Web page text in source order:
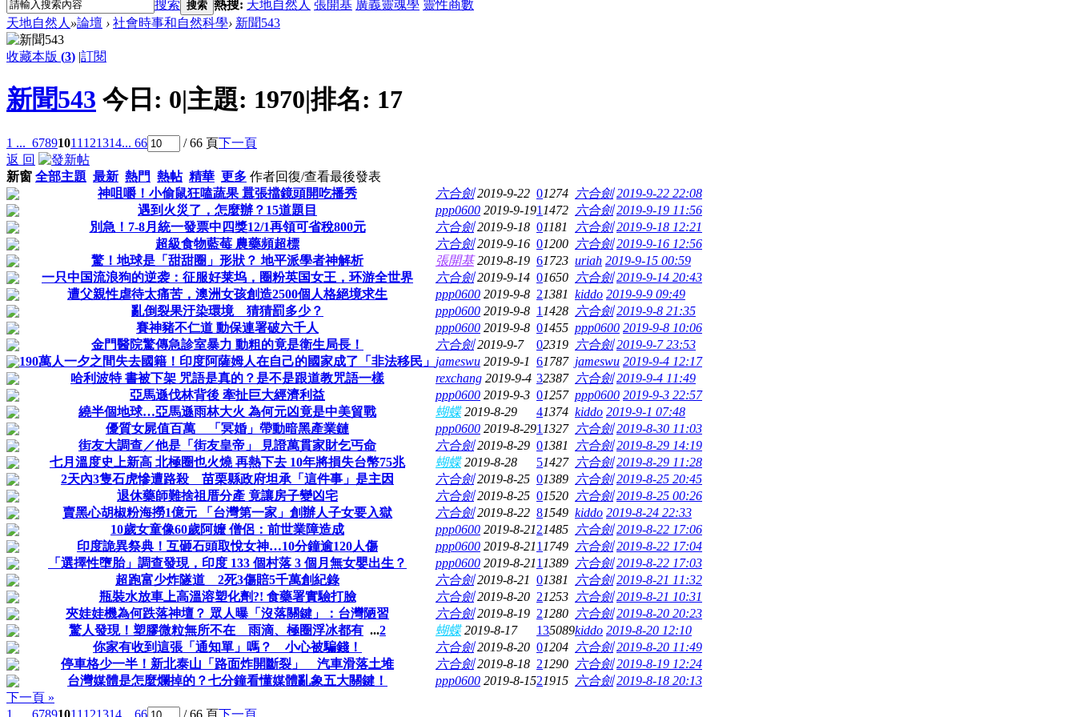
搜索 搜索 熱搜: 天地自然人 張開基 廣義靈魂學 靈性商數
天地自然人 »論壇 › 社會時事和自然科學› 新聞543
收藏本版 (3) |訂閱
新聞543 今日: 0|主題: 1970|排名: 17
1 ... 67891011 121314... 66 / 66 頁下一頁
返 回
新窗 全部主題 最新 熱門 熱帖 精華 更多 作者回復/查看最後發表
神咀嚼！小偷鼠狂嗑蔬果 囂張擋鏡頭開吃播秀
六合劍 2019-9-22 01274 六合劍 2019-9-22 22:08
遇到火災了，怎麼辦？15道題目
ppp0600 2019-9-191 1472 六合劍 2019-9-19 11:56
別急！7-8月統一發票中四獎12/1再領可省稅800元
六合劍 2019-9-18 01181 六合劍 2019-9-18 12:21
超級食物藍莓 農藥頻超標
六合劍 2019-9-16 01200 六合劍 2019-9-16 12:56
驚！地球是「甜甜圈」形狀？ 地平派學者神解析
張開基 2019-8-19 61723 uriah 2019-9-15 00:59
一只中国流浪狗的逆袭：征服好莱坞，圈粉英国女王，环游全世界
六合劍 2019-9-14 01650 六合劍 2019-9-14 20:43
遭父親性虐待太痛苦，澳洲女孩創造2500個人格絕境求生
ppp0600 2019-9-8 21381 kiddo 2019-9-9 09:49
亂倒裂果汙染環境 猜猜罰多少？
ppp0600 2019-9-8 1 1428 六合劍 2019-9-8 21:35
賽神豬不仁道 動保連署破六千人
ppp0600 2019-9-8 01455 ppp0600 2019-9-8 10:06
金門醫院驚傳急診室暴力 動粗的竟是衛生局長！
六合劍 2019-9-7 02319 六合劍 2019-9-7 23:53
190萬人一夕之間失去國籍！印度阿薩姆人在自己的國家成了「非法移民」 jameswu 2019-9-1 61787 jameswu 2019-9-4 12:17
哈利波特 書被下架 咒語是真的？是不是跟道教咒語一樣
rexchang 2019-9-4 32387 六合劍 2019-9-4 11:49
亞馬遜伐林背後 牽扯巨大經濟利益
ppp0600 2019-9-3 01257 ppp0600 2019-9-3 22:57
繞半個地球…亞馬遜雨林大火 為何元凶竟是中美貿戰
蝴蝶 2019-8-29 41374 kiddo 2019-9-1 07:48
優質女屍值百萬 「冥婚」帶動暗黑產業鏈
ppp0600 2019-8-291 1327 六合劍 2019-8-30 11:03
街友大調查／他是「街友皇帝」 見證萬貫家財乞丐命
六合劍 2019-8-29 01381 六合劍 2019-8-29 14:19
七月溫度史上新高 北極圈也火燒 再熱下去 10年將損失台幣75兆
蝴蝶 2019-8-28 51427 六合劍 2019-8-29 11:28
2天內3隻石虎慘遭路殺 苗栗縣政府坦承「這件事」是主因
六合劍 2019-8-25 01389 六合劍 2019-8-25 20:45
退休藥師難捨祖厝分產 竟讓房子變凶宅
六合劍 2019-8-25 01520 六合劍 2019-8-25 00:26
賣黑心胡椒粉海撈1億元 「台灣第一家」創辦人子女要入獄
六合劍 2019-8-22 81549 kiddo 2019-8-24 22:33
10歲女童像60歲阿嬤 僧侶：前世業障造成
ppp0600 2019-8-2121485 六合劍 2019-8-22 17:06
印度詭異祭典！互砸石頭取悅女神…10分鐘逾120人傷
ppp0600 2019-8-211 1749 六合劍 2019-8-22 17:04
「選擇性墮胎」調查發現，印度 133 個村落 3 個月無女嬰出生？
ppp0600 2019-8-211 1389 六合劍 2019-8-22 17:03
超跑富少炸隧道 2死3傷賠5千萬創紀錄
六合劍 2019-8-21 01381 六合劍 2019-8-21 11:32
瓶裝水放車上高溫溶塑化劑?! 食藥署實驗打臉
六合劍 2019-8-20 21253 六合劍 2019-8-21 10:31
夾娃娃機為何跌落神壇？ 眾人曝「沒落關鍵」：台灣陋習
六合劍 2019-8-19 21280 六合劍 2019-8-20 20:23
驚人發現！塑膠微粒無所不在 雨滴、極圈浮冰都有 ...2 蝴蝶 2019-8-17 135089kiddo 2019-8-20 12:10
你家有收到這張「通知單」嗎？ 小心被騙錢！
六合劍 2019-8-20 01204 六合劍 2019-8-20 11:49
停車格少一半！新北泰山「路面炸開斷裂」 汽車滑落土堆
六合劍 2019-8-18 21290 六合劍 2019-8-19 12:24
台灣媒體是怎麼爛掉的？七分鐘看懂媒體亂象五大關鍵！
ppp0600 2019-8-1521915 六合劍 2019-8-18 20:13
下一頁 »
1 ...
67891011 121314 ... 66 / 66 頁下一頁